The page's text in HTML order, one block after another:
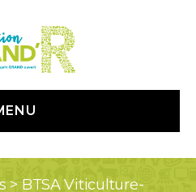
R
> BTSA Viticulture-